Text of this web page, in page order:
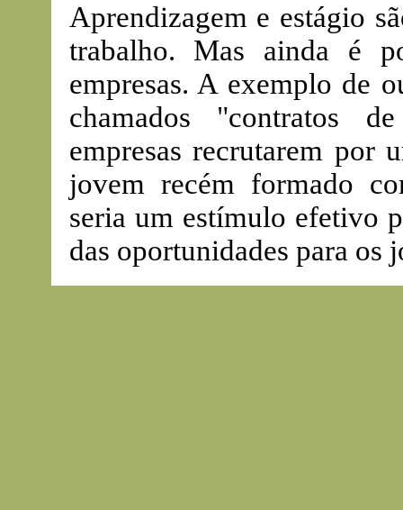
Aprendizagem e estágio
trabalho. Mas ainda é
empresas. A exemplo de
chamados "contratos
empresas recrutarem por
jovem recém formado
seria um estímulo efetivo
das oportunidades para os